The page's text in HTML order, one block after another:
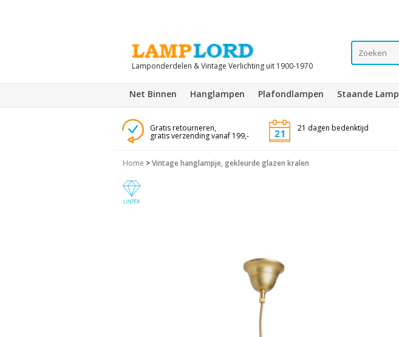
Lamponderdelen & Vintage Verlichting uit 1900-1970
Net Binnen Hanglampen Plafondlampen Staande Lamp
Gratis retourneren,
gratis verzending vanaf 199,-
21 dagen bedenktijd
Home >Vintage hanglampje, gekleurde glazen kralen